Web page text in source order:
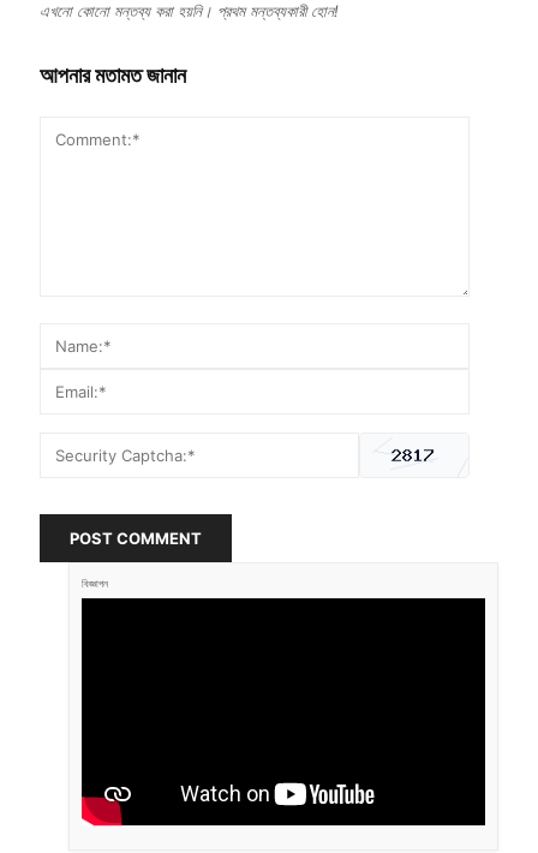
এখনো কোনো মন্তব্য করা হয়নি। প্রথম মন্তব্যকারী হোন!
আপনার মতামত জানান
POST COMMENT
বিজ্ঞাপন